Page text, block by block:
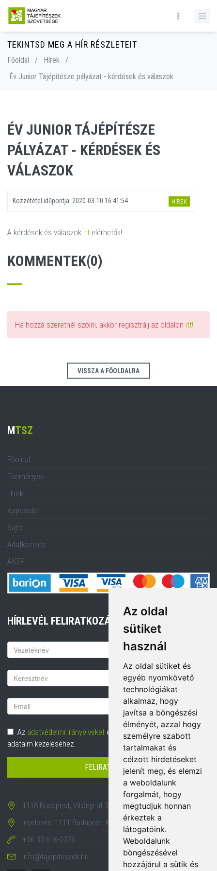
Az oldal
sütiket
használ
Az oldal sütiket és
egyéb nyomkövető
technológiákat
alkalmaz, hogy
javítsa a böngészési
élményét, azzal hogy
személyre szabott
tartalmakat és
célzott hirdetéseket
jelenít meg, és elemzi
a weboldalunk
forgalmát, hogy
megtudjuk honnan
érkeztek a
látogatóink.
Weboldalunk
böngészésével
hozzájárul a sütik és
TEKINTSD MEG A HÍR RÉSZLETEIT
Főoldal / Hírek
/
Év Junior Tájépítésze pályázat - kérdések és válaszok
ÉV JUNIOR TÁJÉPÍTÉSZE
PÁLYÁZAT - KÉRDÉSEK ÉS
VÁLASZOK
Közzététel időpontja: 2020-03-10 16:41:54 HÍREK
A kérdések és válaszok itt elérhetők!
KOMMENTEK(0)
Ha hozzá szeretnél szólni, akkor regisztrálj az oldalon itt!
VISSZA A FŐOLDALRA
MTSZ
Főoldal
Események
Hírek
Kapcsolat
Sajtó
Adatkezelés
ÁSZF
HÍRLEVÉL FELIRATKOZÁS
Keresztnév
Vezetéknév
Email
cím
Adatvédelem
Az adatvédelmi irányelveket elolvastam és hozzájárulok
adataim kezeléséhez.
FELIRATKOZÁS
1118 Budapest, Villányi út 35-43.
Levelezés: 1111 Budapest, Karinthy Frigyes út 24.
+36 30 616-2276
info@tajepiteszek.hu